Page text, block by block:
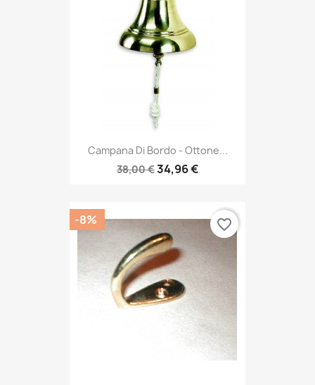
Campana Di Bordo - Ottone...
38,00 €34,96 €
-8% favorite_border